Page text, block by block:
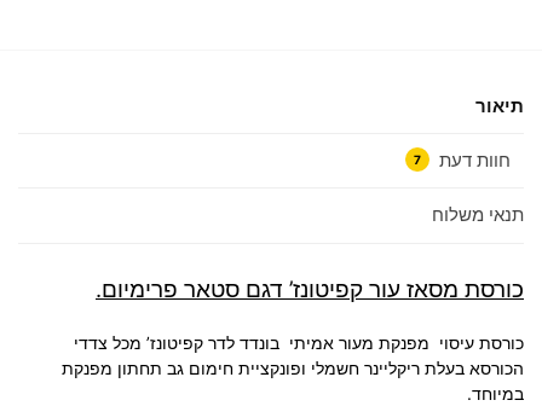
תיאור
חוות דעת 7
תנאי משלוח
כורסת מסאז עור קפיטונז’ דגם סטאר פרימיום.
כורסת עיסוי מפנקת מעור אמיתי בונדד לדר קפיטונז’ מכל צדדי
הכורסא בעלת ריקליינר חשמלי ופונקציית חימום גב תחתון מפנקת
במיוחד.